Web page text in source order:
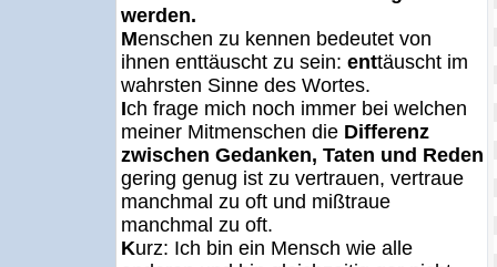
werden.
Menschen zu kennen bedeutet von
ihnen enttäuscht zu sein: enttäuscht im
wahrsten Sinne des Wortes.
Ich frage mich noch immer bei welchen
meiner Mitmenschen die Differenz
zwischen Gedanken, Taten und Reden
gering genug ist zu vertrauen, vertraue
manchmal zu oft und mißtraue
manchmal zu oft.
Kurz: Ich bin ein Mensch wie alle